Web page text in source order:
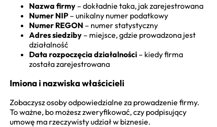
Nazwa firmy – dokładnie taka, jak zarejestrowana
Numer NIP – unikalny numer podatkowy
Numer REGON – numer statystyczny
Adres siedziby – miejsce, gdzie prowadzona jest
działalność
Data rozpoczęcia działalności – kiedy firma
została zarejestrowana
Imiona i nazwiska właścicieli
Zobaczysz osoby odpowiedzialne za prowadzenie firmy.
To ważne, bo możesz zweryfikować, czy podpisujący
umowę ma rzeczywisty udział w biznesie.